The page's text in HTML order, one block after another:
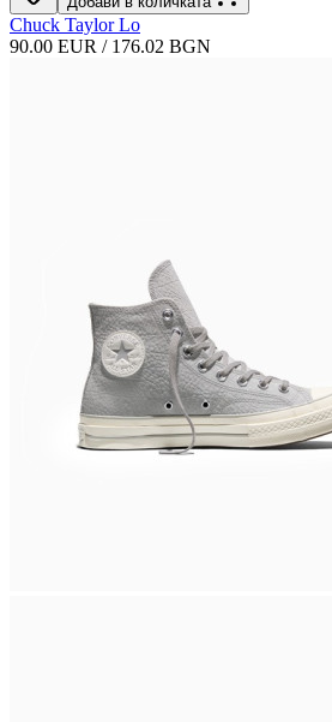
Chuck Taylor Lo
90.00 EUR / 176.02 BGN